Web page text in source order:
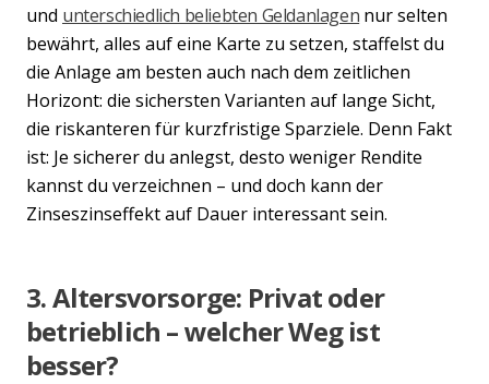
und unterschiedlich beliebten Geldanlagen nur selten
bewährt, alles auf eine Karte zu setzen, staffelst du
die Anlage am besten auch nach dem zeitlichen
Horizont: die sichersten Varianten auf lange Sicht,
die riskanteren für kurzfristige Sparziele. Denn Fakt
ist: Je sicherer du anlegst, desto weniger Rendite
kannst du verzeichnen – und doch kann der
Zinseszinseffekt auf Dauer interessant sein.
3. Altersvorsorge: Privat oder
betrieblich – welcher Weg ist
besser?